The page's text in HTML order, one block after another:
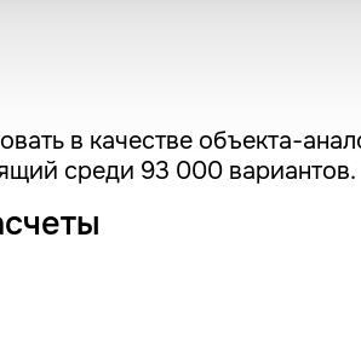
в качестве объекта-
среди 93 000 вариантов.